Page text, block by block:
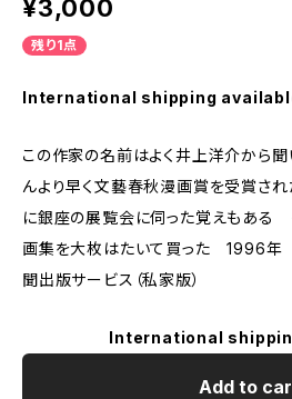
¥3,000
残り1点
International shipping
この作家の名前はよく井上洋介から聞
んより早く文藝春秋漫画賞を受賞さ
に銀座の展覧会に伺った覚えもある
画集を大枚はたいて買った 1996
聞出版サービス（私家版）
International
Add to